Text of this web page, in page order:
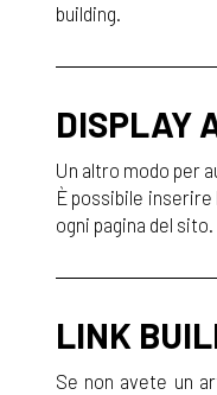
building.
DISPLAY
Un altro modo per
È possibile
ogni pagina del sito.
LINK
Se non avete un